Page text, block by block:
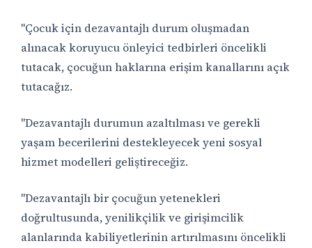
"Çocuk için dezavantajlı durum oluşmadan
alınacak koruyucu önleyici tedbirleri öncelikli
tutacak, çocuğun haklarına erişim kanallarını açık
tutacağız.
"Dezavantajlı durumun azaltılması ve gerekli
yaşam becerilerini destekleyecek yeni sosyal
hizmet modelleri geliştireceğiz.
"Dezavantajlı bir çocuğun yetenekleri
doğrultusunda, yenilikçilik ve girişimcilik
alanlarında kabiliyetlerinin artırılmasını öncelikli